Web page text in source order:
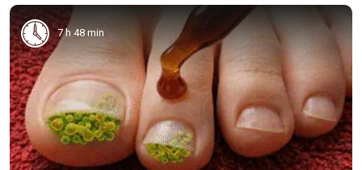
7 h 48 min